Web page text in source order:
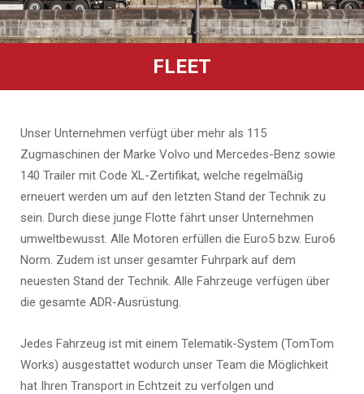
FLEET
Unser Unternehmen verfügt über mehr als 115
Zugmaschinen der Marke Volvo und Mercedes-Benz sowie
140 Trailer mit Code XL-Zertifikat, welche regelmäßig
erneuert werden um auf den letzten Stand der Technik zu
sein. Durch diese junge Flotte fährt unser Unternehmen
umweltbewusst. Alle Motoren erfüllen die Euro5 bzw. Euro6
Norm. Zudem ist unser gesamter Fuhrpark auf dem
neuesten Stand der Technik. Alle Fahrzeuge verfügen über
die gesamte ADR-Ausrüstung.
Jedes Fahrzeug ist mit einem Telematik-System (TomTom
Works) ausgestattet wodurch unser Team die Möglichkeit
hat Ihren Transport in Echtzeit zu verfolgen und